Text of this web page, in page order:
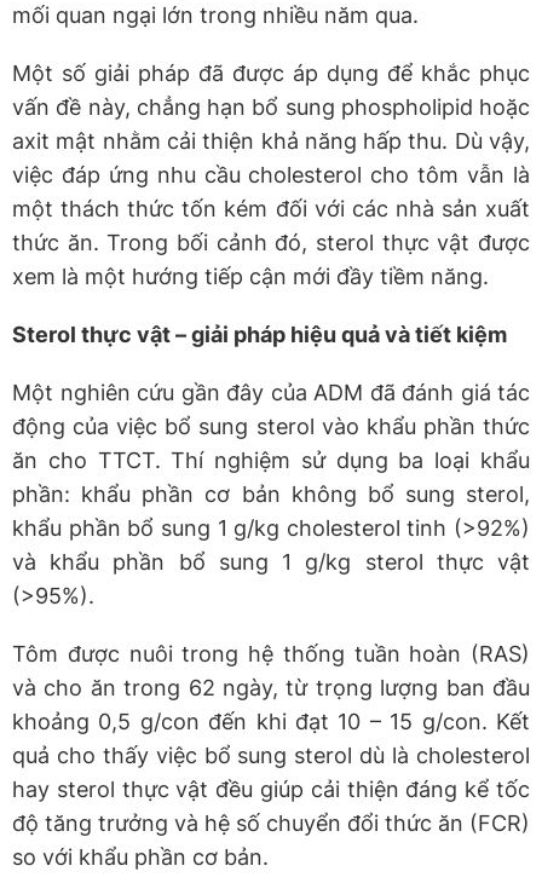
mối quan ngại lớn trong nhiều năm qua.
Một số giải pháp đã được áp dụng để khắc phục
vấn đề này, chẳng hạn bổ sung phospholipid hoặc
axit mật nhằm cải thiện khả năng hấp thu. Dù vậy,
việc đáp ứng nhu cầu cholesterol cho tôm vẫn là
một thách thức tốn kém đối với các nhà sản xuất
thức ăn. Trong bối cảnh đó, sterol thực vật được
xem là một hướng tiếp cận mới đầy tiềm năng.
Sterol thực vật – giải pháp hiệu quả và tiết kiệm
Một nghiên cứu gần đây của ADM đã đánh giá tác
động của việc bổ sung sterol vào khẩu phần thức
ăn cho TTCT. Thí nghiệm sử dụng ba loại khẩu
phần: khẩu phần cơ bản không bổ sung sterol,
khẩu phần bổ sung 1 g/kg cholesterol tinh (>92%)
và khẩu phần bổ sung 1 g/kg sterol thực vật
(>95%).
Tôm được nuôi trong hệ thống tuần hoàn (RAS)
và cho ăn trong 62 ngày, từ trọng lượng ban đầu
khoảng 0,5 g/con đến khi đạt 10 – 15 g/con. Kết
quả cho thấy việc bổ sung sterol dù là cholesterol
hay sterol thực vật đều giúp cải thiện đáng kể tốc
độ tăng trưởng và hệ số chuyển đổi thức ăn (FCR)
so với khẩu phần cơ bản.